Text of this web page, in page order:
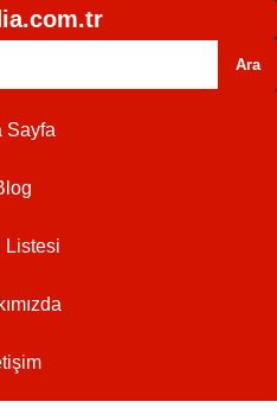
Ara
Sayfa
Listesi